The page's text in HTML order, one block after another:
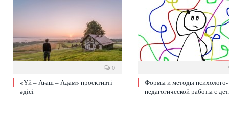
0
«Үй – Ағаш – Адам» проективті
әдісі
Формы и методы психолого-
педагогической работы с